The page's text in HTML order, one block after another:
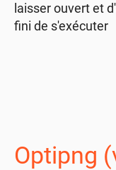
laisser ouvert et
fini de s'exécuter
Optipng